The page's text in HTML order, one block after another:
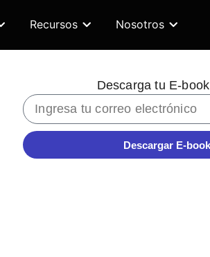
Recursos Nosotros
Descarga tu E-
Descargar E-book